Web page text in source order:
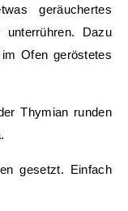
geräuchertes
Dazu
Ofen geröstetes
Thymian runden
gesetzt. Einfach